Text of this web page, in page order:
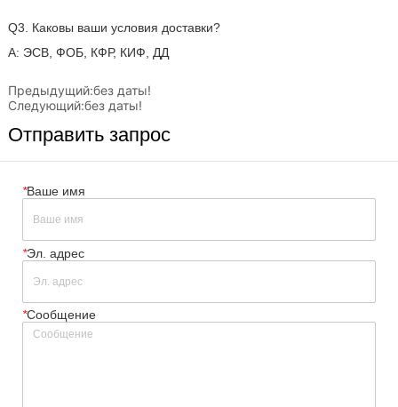
Предыдущий:без даты!
Следующий:без даты!
Отправить запрос
*Ваше имя
*Эл. адрес
*Сообщение